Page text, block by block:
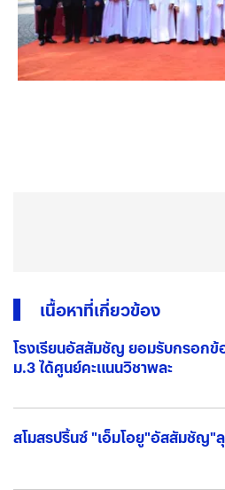
เนื้อหาที่เกี่ยวข้อง
โรงเรียนอัสสัมชัญ ยอมรับกรอก
ม.3 ได้ศูนย์คะแนนวิชาพละ
สโมสรปริ้นซ์ "เอ็มโอยู"อัสสัมชัญ"